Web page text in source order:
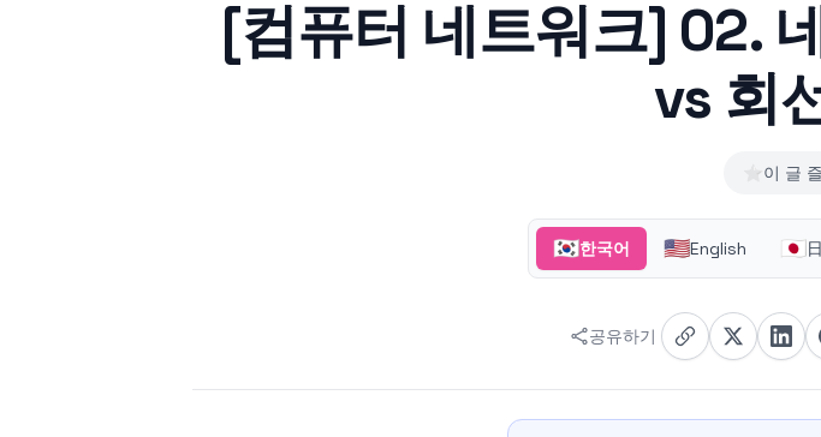
[컴퓨터 네트워크] 02.
vs 회
⭐이 글
🇰🇷한국어 🇺🇸English 🇯🇵
공유하기